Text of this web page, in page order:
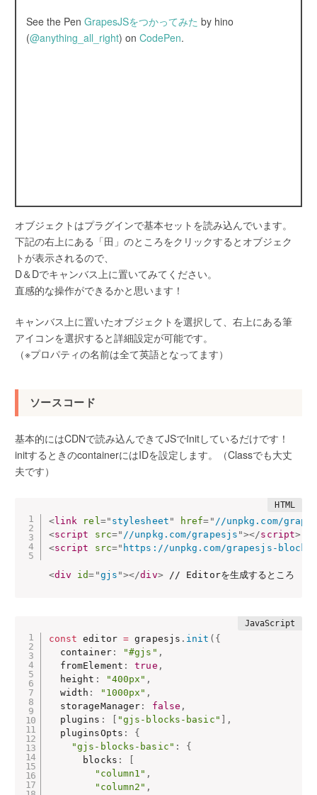
See the PenGrapesJSをつかってみた by hino
(@anything_all_right) onCodePen.
オブジェクトはプラグインで基本セットを読み込んでいます。
下記の右上にある「田」のところをクリックするとオブジェク
トが表示されるので、
D＆Dでキャンバス上に置いてみてください。
直感的な操作ができるかと思います！
キャンバス上に置いたオブジェクトを選択して、右上にある筆
アイコンを選択すると詳細設定が可能です。
（※プロパティの名前は全て英語となってます）
ソースコード
基本的にはCDNで読み込んできてJSでInitしているだけです！
initするときのcontainerにはIDを設定します。（Classでも大丈
夫です）
<link rel =" stylesheet " href= " //unpkg.com/
<script src=" //unpkg.com/grapesjs "></script>
<script src=" https://unpkg.com/grapesjs-
<div id= "gjs "></div> // Editorを生成するところ
const editor = grapesjs . init ( {
  container
: "#gjs" ,
  fromElement
: true ,
  height
: "400px" ,
  width
: "1000px" ,
  storageManager
: false ,
  plugins
: "gjs-blocks-basic"
,
  pluginsOpts
:
{
"gjs-blocks-basic" :
{
      blocks
:
"column1" ,
"column2" ,